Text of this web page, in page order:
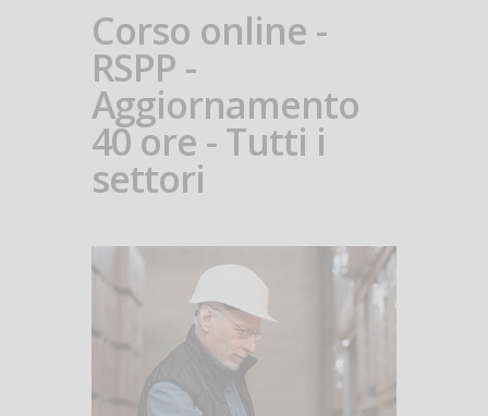
Corso online -
RSPP -
Aggiornamento
40 ore - Tutti i
settori